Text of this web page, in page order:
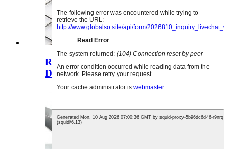
Rulite por Gusher Guard Aluminia
Defluila Ŝildo ...